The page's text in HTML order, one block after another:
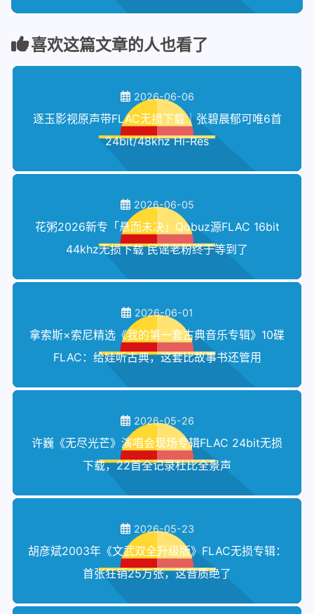
喜欢这篇文章的人也看了
2026-06-06
逐玉影视原声带FLAC无损下载｜张碧晨郁可唯6首
24bit/48khz Hi-Res
2026-06-05
花粥2026新专「悬而未决」Qobuz源FLAC 16bit
44khz无损下载 民谣老粉终于等到了
2026-06-01
拿索斯×索尼精选《我的第一套古典音乐专辑》10碟
FLAC：给娃听古典，这套比故事书还管用
2026-05-26
许巍《无尽光芒》演唱会现场专辑FLAC 24bit无损
下载，22首全记录杜比全景声
2026-05-23
胡彦斌2003年《文武双全升级版》FLAC无损专辑：
首张狂销25万张，这音质绝了